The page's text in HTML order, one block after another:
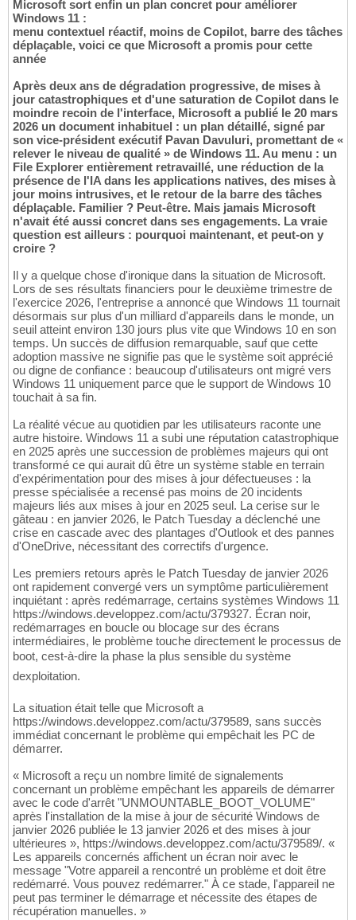
Microsoft sort enfin un plan concret pour améliorer
Windows 11 :
menu contextuel réactif, moins de Copilot, barre des tâches
déplaçable, voici ce que Microsoft a promis pour cette
année
Après deux ans de dégradation progressive, de mises à
jour catastrophiques et d'une saturation de Copilot dans le
moindre recoin de l'interface, Microsoft a publié le 20 mars
2026 un document inhabituel : un plan détaillé, signé par
son vice-président exécutif Pavan Davuluri, promettant de «
relever le niveau de qualité » de Windows 11. Au menu : un
File Explorer entièrement retravaillé, une réduction de la
présence de l'IA dans les applications natives, des mises à
jour moins intrusives, et le retour de la barre des tâches
déplaçable. Familier ? Peut-être. Mais jamais Microsoft
n'avait été aussi concret dans ses engagements. La vraie
question est ailleurs : pourquoi maintenant, et peut-on y
croire ?
Il y a quelque chose d'ironique dans la situation de Microsoft.
Lors de ses résultats financiers pour le deuxième trimestre de
l'exercice 2026, l'entreprise a annoncé que Windows 11 tournait
désormais sur plus d'un milliard d'appareils dans le monde, un
seuil atteint environ 130 jours plus vite que Windows 10 en son
temps. Un succès de diffusion remarquable, sauf que cette
adoption massive ne signifie pas que le système soit apprécié
ou digne de confiance : beaucoup d'utilisateurs ont migré vers
Windows 11 uniquement parce que le support de Windows 10
touchait à sa fin.
La réalité vécue au quotidien par les utilisateurs raconte une
autre histoire. Windows 11 a subi une réputation catastrophique
en 2025 après une succession de problèmes majeurs qui ont
transformé ce qui aurait dû être un système stable en terrain
d'expérimentation pour des mises à jour défectueuses : la
presse spécialisée a recensé pas moins de 20 incidents
majeurs liés aux mises à jour en 2025 seul. La cerise sur le
gâteau : en janvier 2026, le Patch Tuesday a déclenché une
crise en cascade avec des plantages d'Outlook et des pannes
d'OneDrive, nécessitant des correctifs d'urgence.
Les premiers retours après le Patch Tuesday de janvier 2026
ont rapidement convergé vers un symptôme particulièrement
inquiétant : après redémarrage, certains systèmes Windows 11
https://windows.developpez.com/actu/379327. Écran noir,
redémarrages en boucle ou blocage sur des écrans
intermédiaires, le problème touche directement le processus de
boot, cest-à-dire la phase la plus sensible du système
dexploitation.
La situation était telle que Microsoft a
https://windows.developpez.com/actu/379589, sans succès
immédiat concernant le problème qui empêchait les PC de
démarrer.
« Microsoft a reçu un nombre limité de signalements
concernant un problème empêchant les appareils de démarrer
avec le code d'arrêt "UNMOUNTABLE_BOOT_VOLUME"
après l'installation de la mise à jour de sécurité Windows de
janvier 2026 publiée le 13 janvier 2026 et des mises à jour
ultérieures », https://windows.developpez.com/actu/379589/. «
Les appareils concernés affichent un écran noir avec le
message "Votre appareil a rencontré un problème et doit être
redémarré. Vous pouvez redémarrer." À ce stade, l'appareil ne
peut pas terminer le démarrage et nécessite des étapes de
récupération manuelles. »